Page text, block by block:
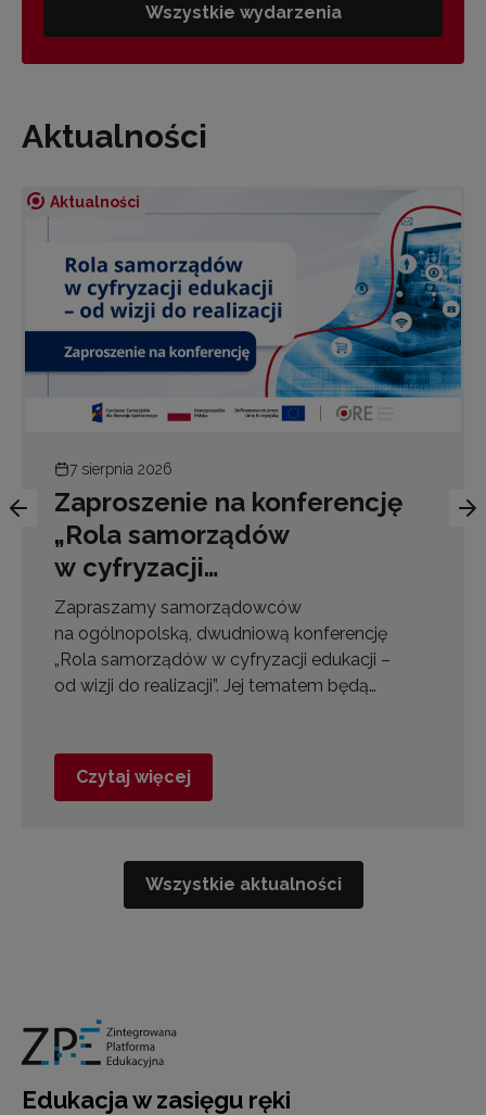
Wszystkie wydarzenia
Aktualności
Aktualności
7 sierpnia 2026
Zaproszenie na konferencję
„Rola samorządów
w cyfryzacji…
Zapraszamy samorządowców
na ogólnopolską, dwudniową konferencję
„Rola samorządów w cyfryzacji edukacji –
od wizji do realizacji”. Jej tematem będą…
Czytaj więcej
Wszystkie aktualności
Edukacja w zasięgu ręki